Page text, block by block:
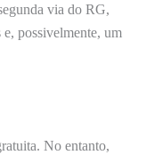
via do RG,
e, possivelmente, um
No entanto,